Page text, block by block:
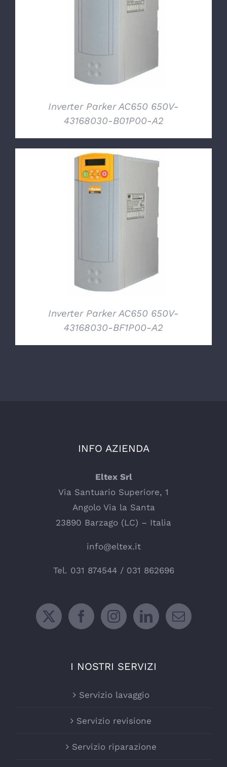
Inverter Parker AC650 650V-
43168030-B01P00-A2
Inverter Parker AC650 650V-
43168030-BF1P00-A2
INFO AZIENDA
Eltex Srl
Via Santuario Superiore, 1
Angolo Via la Santa
23890 Barzago (LC) – Italia
info@eltex.it
Tel. 031 874544/ 031 862696
I NOSTRI SERVIZI
Servizio lavaggio
Servizio revisione
Servizio riparazione